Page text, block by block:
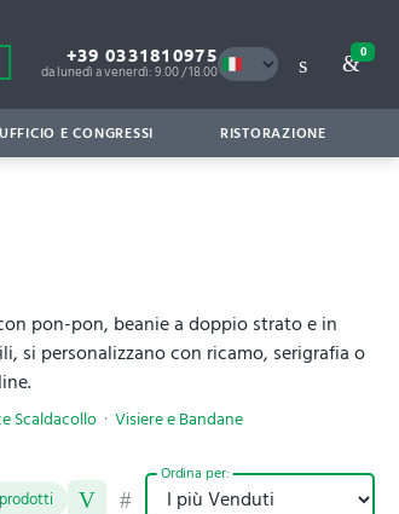
+39 0331810975
da lunedì a venerdì: 9.00 / 18.00
0
UFFICIO E CONGRESSI RISTORAZIONE
pon-pon, beanie a doppio strato e in
si personalizzano con ricamo, serigrafia o
Scaldacollo Visiere e Bandane
prodotti
Ordina per: